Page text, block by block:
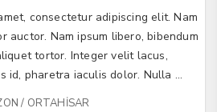
consectetur adipiscing elit. Nam
auctor. Nam ipsum libero, bibendum
tortor. Integer velit lacus,
id, pharetra iaculis dolor. Nulla ...
/ ORTAHİSAR